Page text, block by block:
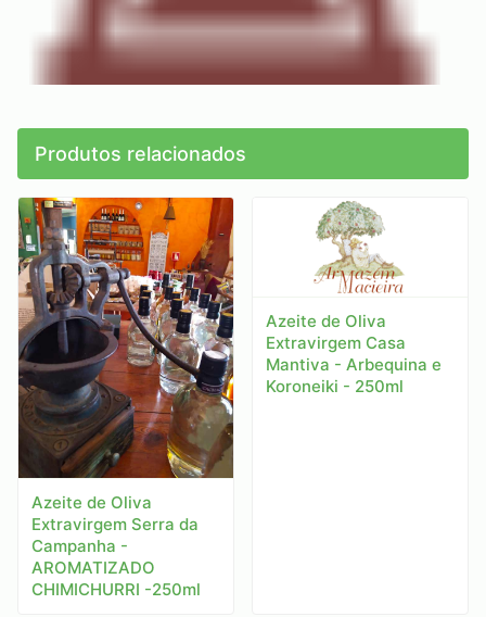
Produtos relacionados
Azeite de Oliva
Extravirgem Serra da
Campanha -
AROMATIZADO
CHIMICHURRI -250ml
Azeite de Oliva
Extravirgem Casa
Mantiva - Arbequina e
Koroneiki - 250ml